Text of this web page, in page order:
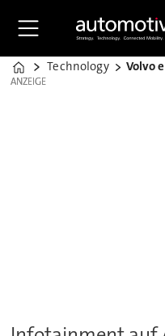
Home
Technology
ANZEIGE
ANZEIGE